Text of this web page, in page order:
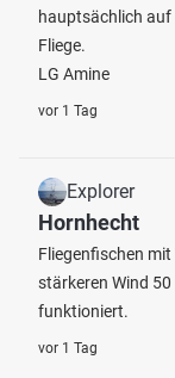
hauptsächlich auf
Fliege.
LG Amine
vor 1 Tag
Explorer
Hornhecht
Fliegenfischen
stärkeren Wind
funktioniert.
vor 1 Tag